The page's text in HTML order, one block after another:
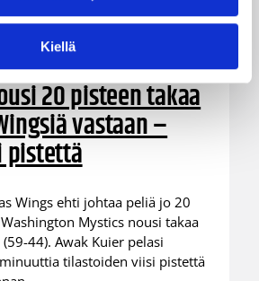
Kiellä06.08.2026 09:16
20 pisteen takaa
vastaan –
pistettä
Wings ehti johtaa peliä jo 20
Mystics nousi takaa
44). Awak Kuier pelasi
tilastoiden viisi pistettä